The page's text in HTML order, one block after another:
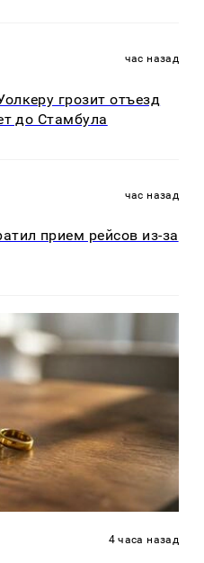
час назад
грозит отъезд
до Стамбула
час назад
прием рейсов из-за
4 часа назад